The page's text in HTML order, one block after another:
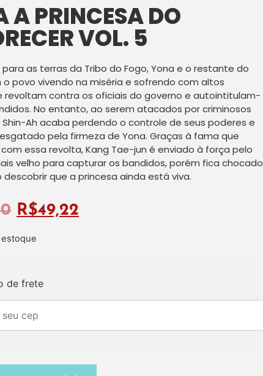
A PRINCESA DO
VOL. 5
as terras da Tribo do Fogo, Yona e o restante do
o povo vivendo na miséria e sofrendo com altos
revoltam contra os oficiais do governo e autointitulam-
No entanto, ao serem atacados por criminosos
Shin-Ah acaba perdendo o controle de seus poderes e
pela firmeza de Yona. Graças à fama que
essa revolta, Kang Tae-jun é enviado à força pelo
velho para capturar os bandidos, porém fica chocado
descobrir que a princesa ainda está viva.
R$49,22
de frete